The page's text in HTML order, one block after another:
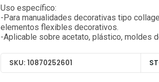
Uso específico:
-Para manualidades decorativas tipo
elementos flexibles decorativos.
-Aplicable sobre acetato, plástico, moldes
SKU: 10870252601